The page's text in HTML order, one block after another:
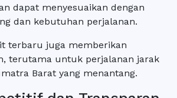
dapat menyesuaikan dengan
dan kebutuhan perjalanan.
terbaru juga memberikan
terutama untuk perjalanan jarak
Barat yang menantang.